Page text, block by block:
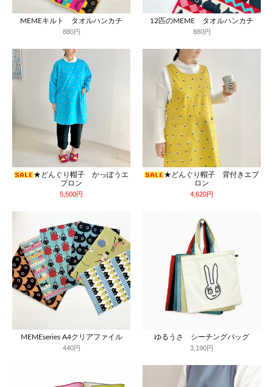
MEMEキルト タオルハンカチ
880円
12匹のMEME タオルハンカチ
880円
★どんぐり帽子 かっぽうエ
プロン
5,500円
★どんぐり帽子 背付きエプ
ロン
4,620円
MEMEseries A4クリアファイル
440円
ゆるうさ シーチングバッグ
3,190円